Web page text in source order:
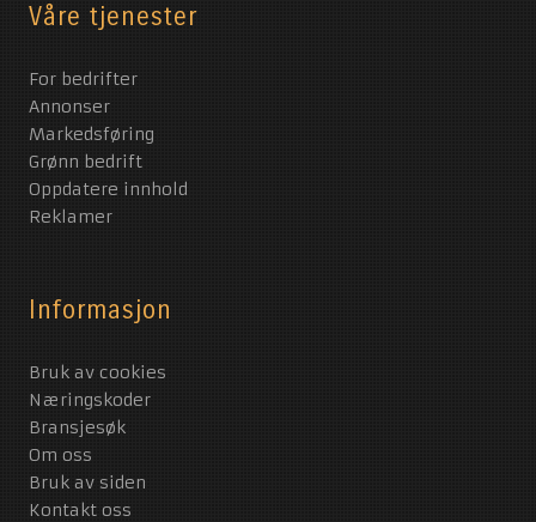
Våre tjenester
For bedrifter
Annonser
Markedsføring
Grønn bedrift
Oppdatere innhold
Reklamer
Informasjon
Bruk av cookies
Næringskoder
Bransjesøk
Om oss
Bruk av siden
Kontakt oss